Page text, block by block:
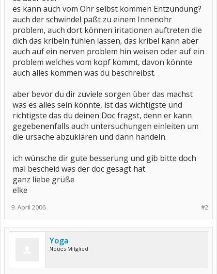
es kann auch vom Ohr selbst kommen Entzündung?
auch der schwindel paßt zu einem Innenohr
problem, auch dort können iritationen auftreten die
dich das kribeln fühlen lassen, das kribel kann aber
auch auf ein nerven problem hin weisen oder auf ein
problem welches vom kopf kommt, davon könnte
auch alles kommen was du beschreibst.
aber bevor du dir zuviele sorgen über das machst
was es alles sein könnte, ist das wichtigste und
richtigste das du deinen Doc fragst, denn er kann
gegebenenfalls auch untersuchungen einleiten um
die ursache abzuklären und dann handeln.
ich wünsche dir gute besserung und gib bitte doch
mal bescheid was der doc gesagt hat
ganz liebe grüße
elke
#2
9. April 2006
Yoga
Neues Mitglied